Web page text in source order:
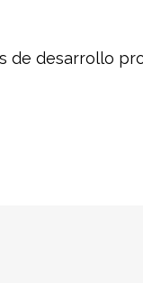
de desarrollo